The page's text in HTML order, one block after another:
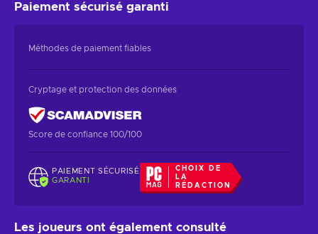
Paiement sécurisé garanti
Méthodes de paiement fiables
Cryptage et protection des données
Score de confiance 100/100
PAIEMENT SÉCURISÉ
GARANTI
CHOIX DE
LA
RÉDACTION
Les joueurs ont également consulté